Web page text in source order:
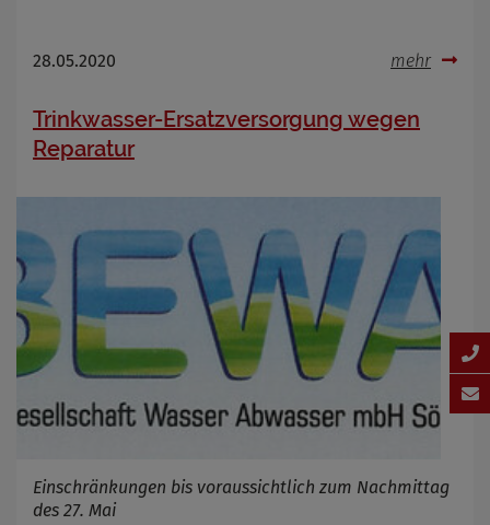
28.05.2020 mehr
Trinkwasser-Ersatzversorgung wegen
Reparatur
Einschränkungen bis voraussichtlich zum Nachmittag
des 27. Mai